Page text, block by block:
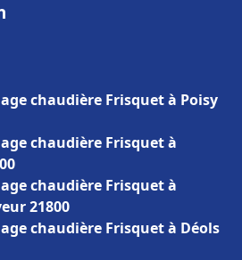
chaudière Frisquet à Poisy
chaudière Frisquet à
chaudière Frisquet à
21800
chaudière Frisquet à Déols